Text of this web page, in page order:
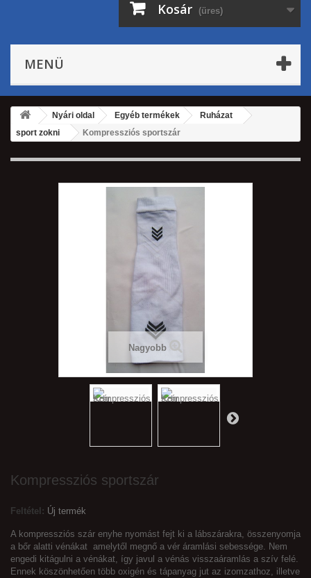
Kosár (üres)
MENÜ
Nyári oldal Egyéb termékek
Ruházat
sport zokni
Kompressziós sportszár
Nagyobb
Kompressziós sportszár
Feltétel: Új termék
A kompressziós szár enyhe nyomást fejt ki a lábszárakra, összenyomja
a bőr alatti vénákat amelytől megnő a vér áramlási sebessége. Nem
engedi kitágulni a vénákat, így javul a vénás visszaáramlás a szív felé.
Ennek köszönhetően több oxigén és tápanyag jut az izomzathoz, illetve